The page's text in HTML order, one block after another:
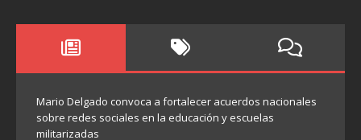
Mario Delgado convoca a fortalecer acuerdos nacionales
sobre redes sociales en la educación y escuelas
militarizadas